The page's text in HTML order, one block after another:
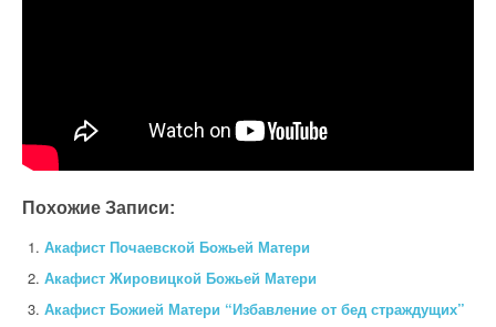
Похожие Записи:
Акафист Почаевской Божьей Матери
Акафист Жировицкой Божьей Матери
Акафист Божией Матери “Избавление от бед страждущих”